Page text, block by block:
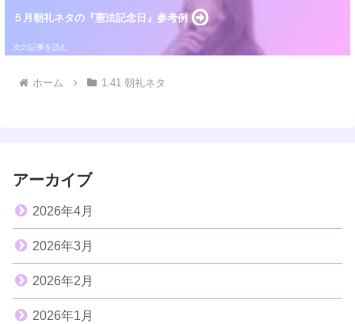
５月朝礼ネタの『憲法記念日』参考例
ホーム 1.41 朝礼ネタ
アーカイブ
2026年4月
2026年3月
2026年2月
2026年1月